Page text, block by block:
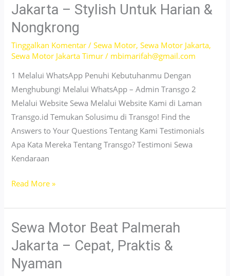
Jakarta – Stylish Untuk Harian &
Nongkrong
Tinggalkan Komentar /Sewa Motor,Sewa Motor Jakarta,
Sewa Motor Jakarta Timur / mbimarifah@gmail.com
1 Melalui WhatsApp Penuhi Kebutuhanmu Dengan
Menghubungi Melalui WhatsApp – Admin Transgo 2
Melalui Website Sewa Melalui Website Kami di Laman
Transgo.id Temukan Solusimu di Transgo! Find the
Answers to Your Questions Tentang Kami Testimonials
Apa Kata Mereka Tentang Transgo? Testimoni Sewa
Kendaraan
Sewa
Vario
Cipinang
Jakarta
–
Stylish
Read More »
Sewa Motor Beat Palmerah
Jakarta – Cepat, Praktis &
Nyaman